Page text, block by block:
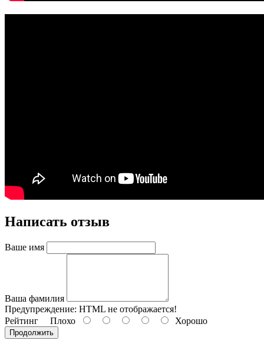
Написать отзыв
Ваше имя
Ваша фамилия
Предупреждение: HTML не отображается!
Рейтинг Плохо Хорошо
Продолжить